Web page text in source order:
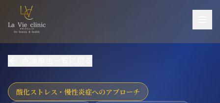
施術一覧
機器一覧
酸化ストレス・慢性炎症へのアプローチ